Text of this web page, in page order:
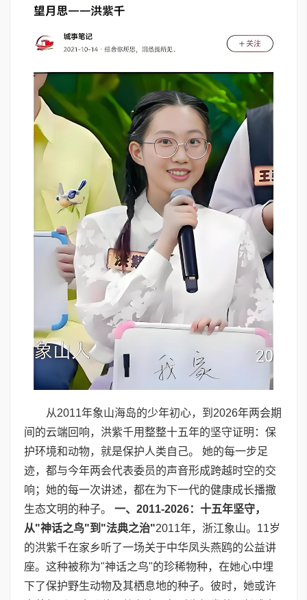
从2011年象山海岛的少年初心，到2026年两会期
间的云端回响，洪紫千用整整十五年的坚守证明：保
护环境和动物，就是保护人类自己。 她的每一步足
迹，都与今年两会代表委员的声音形成跨越时空的交
响；她的每一次讲述，都在为下一代的健康成长播撒
生态文明的种子。 一、 2011-2026：十五年坚守，
从"神话之鸟"到 "法典之治"2011年，浙江象山。11岁
的洪紫千在家乡听了一场关于中华凤头燕鸥的公益讲
座。这种被称为"神话之鸟"的珍稀物种，在她心中埋
下了保护野生动物及其栖息地的种子。彼时，她或许